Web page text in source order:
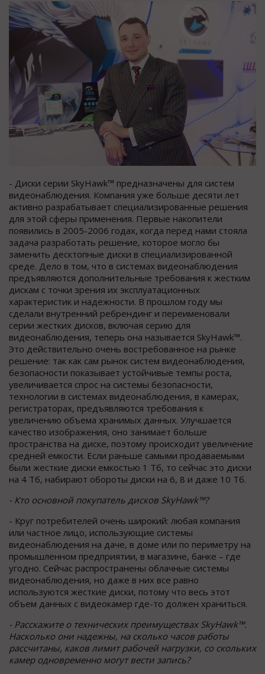
- Диски серии SkyHawk™ предназначены для систем
видеонаблюдения. Компания уже больше десяти лет
активно разрабатывает специализированные решения
для этой сферы применения. Первые накопители
появились в 2005-2006 годах, когда перед нами стояла
задача разработать решение, которое могло бы
заменить десктопные диски в специализированной
среде. Дело в том, что в системах видеонаблюдения
предъявляются дополнительные требования к жестким
дискам с точки зрения их эксплуатационных
характеристик и надежности. В прошлом году мы
сделали внутренний ребрендинг и переименовали
серии жестких дисков, включая серию для
видеонаблюдения, теперь она называется SkyHawk™.
Это действительно очень востребованное на рынке
решение: так как сам рынок систем видеонаблюдения,
безопасности показывает устойчивые темпы роста,
увеличивается спрос на cистемы безопаcности,
технологии в системах видеонаблюдения, в камерах,
регистраторах, предъявляются требования к
увеличению объема хранимых данных. Улучшается
качество изображения, оно занимает больше
пространства на диске, поэтому происходит увеличение
средней емкости. Если раньше самыми продаваемыми
были жесткие диски емкостью 1 Тб, то сейчас это диски
на 4 Тб, набирают обороты диски на 6, 8 и даже 10 Тб.
- Кто основной покупатель дисков SkyHawk™?
- Круг потребителей очень широкий: любая компания
или частное лицо, использующие системы
видеонаблюдения на даче, в доме или по периметру на
промышленном предприятии, в магазине, банке – где
угодно. Сейчас распространены облачные системы
видеонаблюдения, но даже в них все равно
используются жесткие диски, потому что весь этот
объем данных с видеокамер где-то должен храниться.
- Расскажите о технических преимуществах SkyHawk™.
Насколько они надежны, на сколько часов работы
рассчитаны, каков лимит рабочей нагрузки, со скольких
камер одновременно могут вести запись?